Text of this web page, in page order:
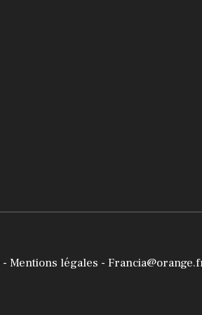
- Mentions légales -